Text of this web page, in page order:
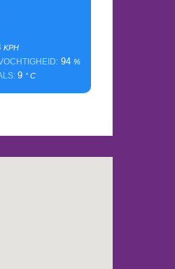
KPH
94 %
9 ° C